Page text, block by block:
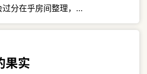
分在乎房间整理，…
果实